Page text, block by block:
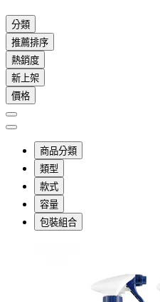
分類
推薦排序
熱銷度
新上架
價格
商品分類
類型
款式
容量
包裝組合